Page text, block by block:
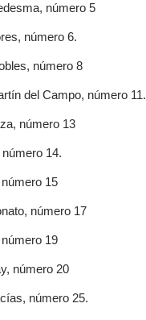
número 5
número 6.
número 8
del Campo, número 11.
número 13
14.
15
número 17
19
número 20
número 25.